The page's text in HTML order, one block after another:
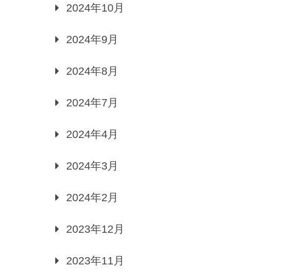
2024年10月
2024年9月
2024年8月
2024年7月
2024年4月
2024年3月
2024年2月
2023年12月
2023年11月